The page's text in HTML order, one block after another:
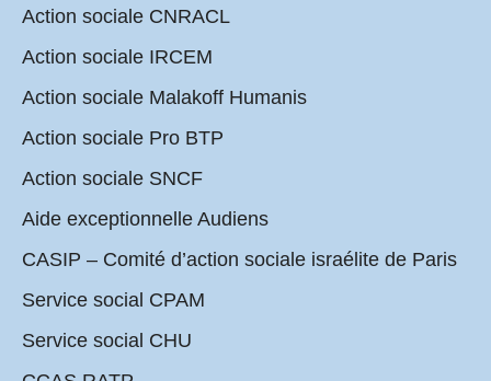
Action sociale CNRACL
Action sociale IRCEM
Action sociale Malakoff Humanis
Action sociale Pro BTP
Action sociale SNCF
Aide exceptionnelle Audiens
CASIP – Comité d’action sociale israélite de Paris
Service social CPAM
Service social CHU